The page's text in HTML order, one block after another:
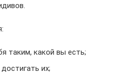
таким, какой вы есть;
их;